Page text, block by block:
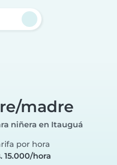
madre
niñera en Itauguá
por hora
15.000/hora